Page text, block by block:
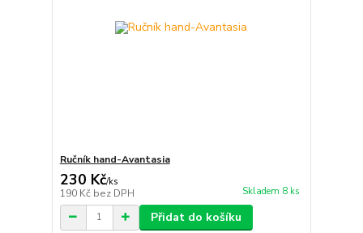
Ručník hand-Avantasia
230 Kč/ks
190 Kč bez DPH Skladem 8 ks
Přidat do košíku